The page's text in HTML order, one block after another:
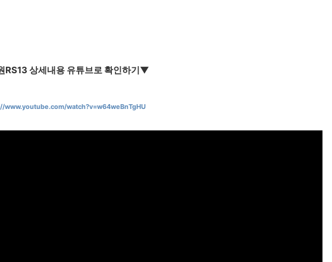
RS13 상세내용 유튜브로 확인하기▼
www.youtube.com/watch?v=w64weBnTgHU